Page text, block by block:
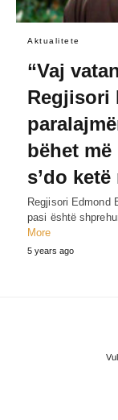
Aktualitete
“Vaj
Regjisori
bëhet më
s’do
Regjisori Edmond
pasi është
More
5 years ago